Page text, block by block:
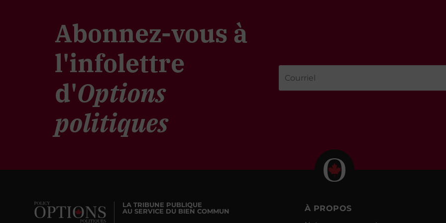
Abonnez-vous à
l'infolettre
d'Options
politiques
LA TRIBUNE PUBLIQUE
AU SERVICE DU BIEN COMMUN
À PROPOS